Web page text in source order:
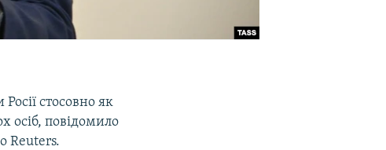
стосовно як
осіб, повідомило
Reuters.